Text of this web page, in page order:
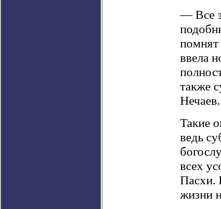
— Все
помнят
ввела
также
Нечаев.
Такие
ведь
всех
Пасхи.
жизни